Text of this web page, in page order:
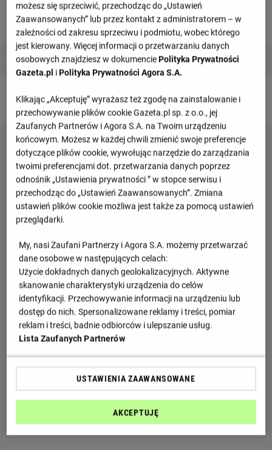
sobota, 07 sierpnia
Fiorentina
0 : 0
0 : 0
Espanyol
możesz się sprzeciwić, przechodząc do „Ustawień
Zaawansowanych” lub przez kontakt z administratorem – w
zależności od zakresu sprzeciwu i podmiotu, wobec którego
jest kierowany. Więcej informacji o przetwarzaniu danych
osobowych znajdziesz w dokumenciePolityka Prywatności
Gazeta.pl iPolityka Prywatności Agora S.A.
Klikając „Akceptuję” wyrażasz też zgodę na zainstalowanie i
przechowywanie plików cookie Gazeta.pl sp. z o.o., jej
Zaufanych Partnerów i Agora S.A. na Twoim urządzeniu
końcowym. Możesz w każdej chwili zmienić swoje preferencje
dotyczące plików cookie, wywołując narzędzie do zarządzania
twoimi preferencjami dot. przetwarzania danych poprzez
odnośnik „Ustawienia prywatności ” w stopce serwisu i
przechodząc do „Ustawień Zaawansowanych”. Zmiana
ustawień plików cookie możliwa jest także za pomocą ustawień
przeglądarki.
My, nasi Zaufani Partnerzy i Agora S.A. możemy przetwarzać
dane osobowe w następujących celach:
Użycie dokładnych danych geolokalizacyjnych. Aktywne
skanowanie charakterystyki urządzenia do celów
identyfikacji. Przechowywanie informacji na urządzeniu lub
dostęp do nich. Spersonalizowane reklamy i treści, pomiar
reklam i treści, badnie odbiorców i ulepszanie usług.
Lista Zaufanych Partnerów
USTAWIENIA ZAAWANSOWANE
AKCEPTUJĘ